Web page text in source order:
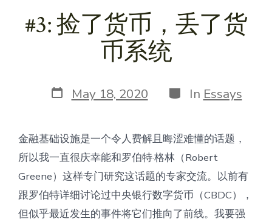
#3: 捡了货币，丢了货
币系统
Post
date
May 18, 2020 Categories
In Essays
金融基础设施是一个令人费解且晦涩难懂的话题，
所以我一直很庆幸能和罗伯特·格林（Robert
Greene）这样专门研究这话题的专家交流。以前有
跟罗伯特详细讨论过中央银行数字货币（CBDC），
但似乎最近发生的事件将它们推向了前线。我要强